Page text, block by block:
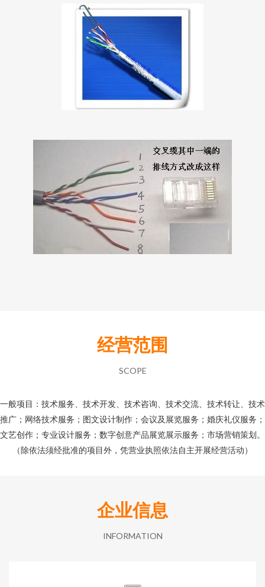
经营范围
SCOPE
一般项目：技术服务、技术开发、技术咨询、技术交流、技术转让、技术
推广；网络技术服务；图文设计制作；会议及展览服务；婚庆礼仪服务；
文艺创作；专业设计服务；数字创意产品展览展示服务；市场营销策划。
（除依法须经批准的项目外，凭营业执照依法自主开展经营活动）
企业信息
INFORMATION